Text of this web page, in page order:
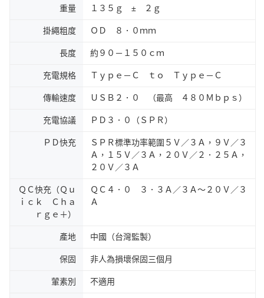
重量 １３５ｇ ± ２ｇ
掛繩粗度 ＯＤ ８．０ｍｍ
長度 約９０－１５０ｃｍ
充電規格 Ｔｙｐｅ－Ｃ ｔｏ Ｔｙｐｅ－Ｃ
傳輸速度 ＵＳＢ２．０ （最高 ４８０Ｍｂｐｓ）
充電協議 ＰＤ３．０（ＳＰＲ）
ＰＤ快充
ＳＰＲ標準功率範圍５Ｖ／３Ａ，９Ｖ／３
Ａ，１５Ｖ／３Ａ，２０Ｖ／２．２５Ａ，
２０Ｖ／３Ａ
ＱＣ快充（Ｑｕ
ｉｃｋ Ｃｈａ
ｒｇｅ＋）
ＱＣ４．０ ３．３Ａ／３Ａ～２０Ｖ／３
Ａ
產地 中國（台灣監製）
保固 非人為損壞保固三個月
葷素別 不適用